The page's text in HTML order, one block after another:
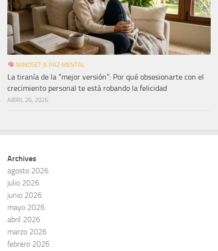
MINDSET & PAZ MENTAL
La tiranía de la “mejor versión”: Por qué obsesionarte con el
crecimiento personal te está robando la felicidad
ABRIL 26, 2026
Archives
agosto 2026
julio 2026
junio 2026
mayo 2026
abril 2026
marzo 2026
febrero 2026